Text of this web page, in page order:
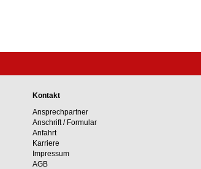
Kontakt
Ansprechpartner
Anschrift / Formular
Anfahrt
Karriere
Impressum
AGB